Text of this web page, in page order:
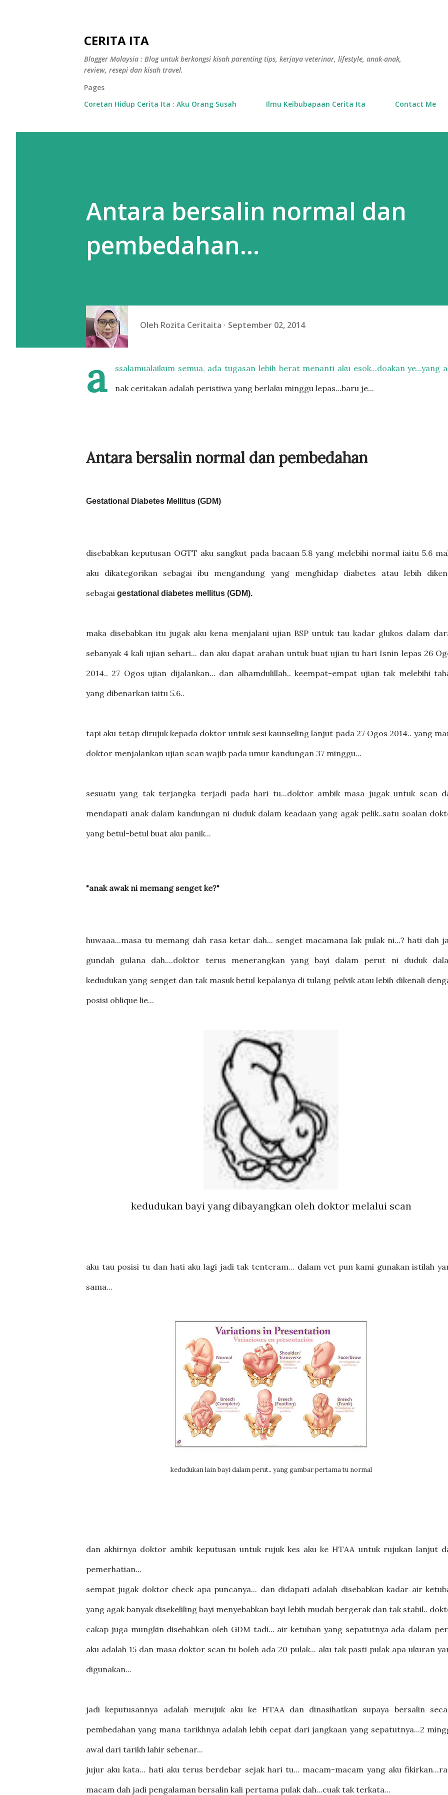
CERITA ITA
Blogger Malaysia : Blog untuk berkongsi kisah parenting tips, kerjaya veterinar, lifestyle, anak-anak,
review, resepi dan kisah travel.
Pages
Coretan Hidup Cerita Ita : Aku Orang Susah
Ilmu Keibubapaan Cerita Ita Contact Me
Antara bersalin normal dan
pembedahan...
Oleh Rozita Ceritaita September 02, 2014
a
ssalamualaikum semua, ada tugasan lebih berat menanti aku esok...doakan ye...yang
nak ceritakan adalah peristiwa yang berlaku minggu lepas...baru je...
Antara bersalin normal dan pembedahan
Gestational Diabetes Mellitus (GDM)
disebabkan keputusan OGTT aku sangkut pada bacaan 5.8 yang melebihi normal iaitu 5.6
aku dikategorikan sebagai ibu mengandung yang menghidap diabetes atau lebih
sebagai gestational diabetes mellitus (GDM).
maka disebabkan itu jugak aku kena menjalani ujian BSP untuk tau kadar glukos dalam
sebanyak 4 kali ujian sehari... dan aku dapat arahan untuk buat ujian tu hari Isnin lepas 26
2014.. 27 Ogos ujian dijalankan... dan alhamdulillah.. keempat-empat ujian tak melebihi
yang dibenarkan iaitu 5.6..
tapi aku tetap dirujuk kepada doktor untuk sesi kaunseling lanjut pada 27 Ogos 2014.. yang
doktor menjalankan ujian scan wajib pada umur kandungan 37 minggu...
sesuatu yang tak terjangka terjadi pada hari tu...doktor ambik masa jugak untuk scan
mendapati anak dalam kandungan ni duduk dalam keadaan yang agak pelik..satu soalan
yang betul-betul buat aku panik...
"anak awak ni memang senget ke?"
huwaaa...masa tu memang dah rasa ketar dah... senget macamana lak pulak ni...? hati dah
gundah gulana dah....doktor terus menerangkan yang bayi dalam perut ni duduk
kedudukan yang senget dan tak masuk betul kepalanya di tulang pelvik atau lebih dikenali
posisi oblique lie...
kedudukan bayi yang dibayangkan oleh doktor melalui scan
aku tau posisi tu dan hati aku lagi jadi tak tenteram... dalam vet pun kami gunakan istilah
sama...
kedudukan lain bayi dalam perut.. yang gambar pertama tu normal
dan akhirnya doktor ambik keputusan untuk rujuk kes aku ke HTAA untuk rujukan lanjut
pemerhatian...
sempat jugak doktor check apa puncanya... dan didapati adalah disebabkan kadar air
yang agak banyak disekeliling bayi menyebabkan bayi lebih mudah bergerak dan tak stabil..
cakap juga mungkin disebabkan oleh GDM tadi... air ketuban yang sepatutnya ada dalam
aku adalah 15 dan masa doktor scan tu boleh ada 20 pulak... aku tak pasti pulak apa ukuran
digunakan...
jadi keputusannya adalah merujuk aku ke HTAA dan dinasihatkan supaya bersalin
pembedahan yang mana tarikhnya adalah lebih cepat dari jangkaan yang sepatutnya...2
awal dari tarikh lahir sebenar...
jujur aku kata... hati aku terus berdebar sejak hari tu... macam-macam yang aku
macam dah jadi pengalaman bersalin kali pertama pulak dah...cuak tak terkata...